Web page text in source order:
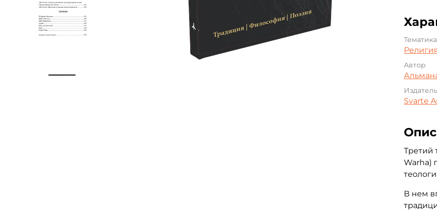
Тематика
Религия
Автор
Svarte
Третий
Warha)
В нем